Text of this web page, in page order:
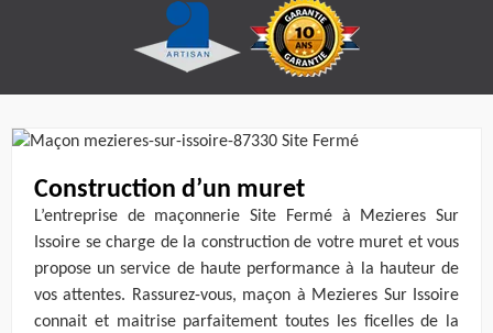
Construction d’un muret
L’entreprise de maçonnerie Site Fermé à Mezieres Sur
Issoire se charge de la construction de votre muret et vous
propose un service de haute performance à la hauteur de
vos attentes. Rassurez-vous, maçon à Mezieres Sur Issoire
connait et maitrise parfaitement toutes les ficelles de la